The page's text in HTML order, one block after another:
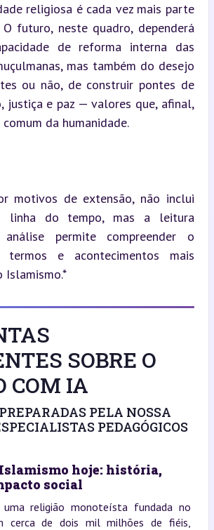
religiosa é cada vez mais parte
futuro, neste quadro, dependerá
de reforma interna das
mas também do desejo
ou não, de construir pontes de
justiça e paz — valores que, afinal,
da humanidade.
motivos de extensão, não inclui
linha do tempo, mas a leitura
permite compreender o
termos e acontecimentos mais
SOBRE O
COM IA
PELA NOSSA
PEDAGÓGICOS
hoje: história,
social
religião monoteísta fundada no
cerca de dois mil milhões de fiéis,